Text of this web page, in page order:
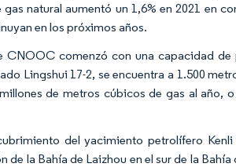
natural aumentó un 1,6% en 2021 en
en los próximos años.
comenzó con una capacidad
Lingshui 17-2, se encuentra a 1.500
de metros cúbicos de gas al año,
del yacimiento petrolífero
la Bahía de Laizhou en el sur de la